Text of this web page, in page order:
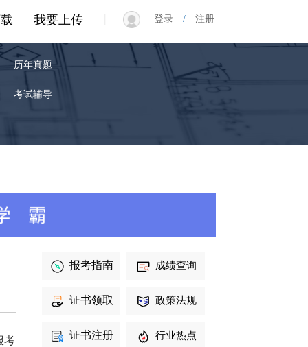
登录/ 注册
我要上传
历年真题
考试辅导
考
报考指南
证书领取
证书注册
成绩查询
政策法规
行业热点